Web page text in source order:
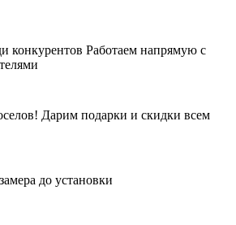
конкурентов Работаем напрямую с
Дарим подарки и скидки всем
до установки